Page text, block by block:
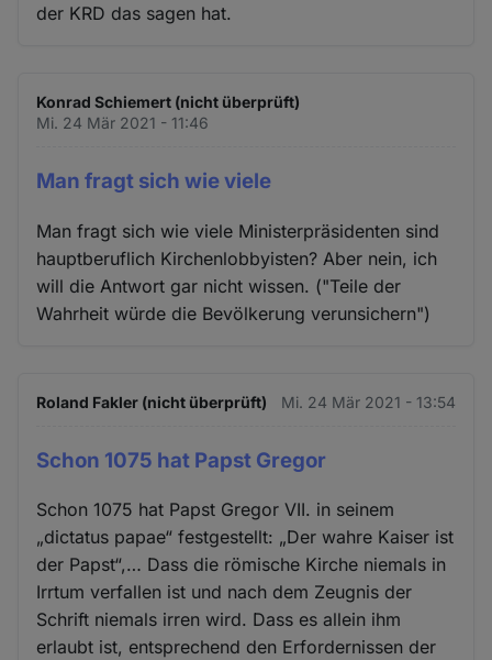
der KRD das sagen hat.
Konrad Schiemert (nicht überprüft)
Mi. 24 Mär 2021 - 11:46
Man fragt sich wie viele
Man fragt sich wie viele Ministerpräsidenten sind
hauptberuflich Kirchenlobbyisten? Aber nein, ich
will die Antwort gar nicht wissen. ("Teile der
Wahrheit würde die Bevölkerung verunsichern")
Roland Fakler (nicht überprüft) Mi. 24 Mär 2021 - 13:54
Schon 1075 hat Papst Gregor
Schon 1075 hat Papst Gregor VII. in seinem
„dictatus papae“ festgestellt: „Der wahre Kaiser ist
der Papst“,… Dass die römische Kirche niemals in
Irrtum verfallen ist und nach dem Zeugnis der
Schrift niemals irren wird. Dass es allein ihm
erlaubt ist, entsprechend den Erfordernissen der